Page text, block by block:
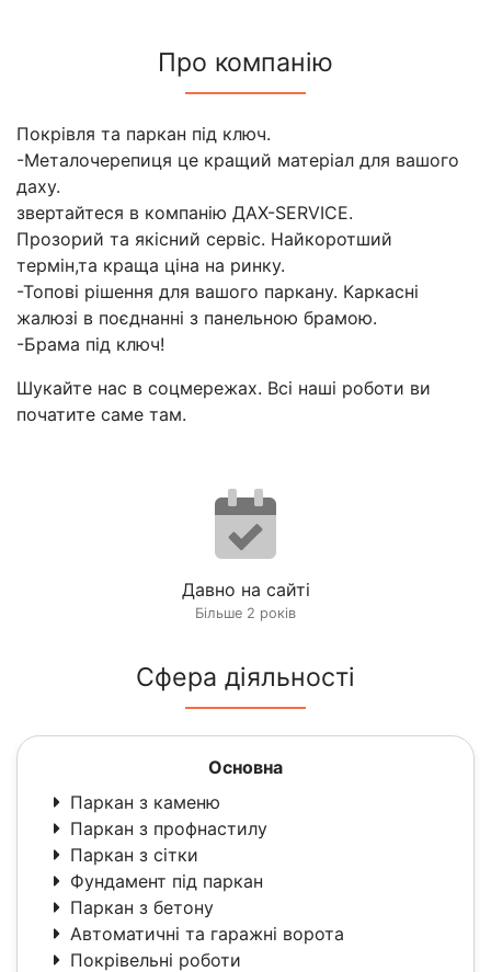
Про компанію
Покрівля та паркан під ключ.
-Металочерепиця це кращий матеріал для вашого
даху.
звертайтеся в компанію ДАХ-SERVICE.
Прозорий та якісний сервіс. Найкоротший
термін,та краща ціна на ринку.
-Топові рішення для вашого паркану. Каркасні
жалюзі в поєднанні з панельною брамою.
-Брама під ключ!
Шукайте нас в соцмережах. Всі наші роботи ви
початите саме там.
Давно на сайті
Більше 2 років
Сфера діяльності
Основна
Паркан з каменю
Паркан з профнастилу
Паркан з сітки
Фундамент під паркан
Паркан з бетону
Автоматичні та гаражні ворота
Покрівельні роботи